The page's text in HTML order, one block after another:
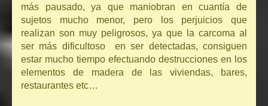
más pausado, ya que maniobran en cuantía de
sujetos mucho menor, pero los perjuicios que
realizan son muy peligrosos, ya que la carcoma al
ser más dificultoso en ser detectadas, consiguen
estar mucho tiempo efectuando destrucciones en los
elementos de madera de las viviendas, bares,
restaurantes etc…